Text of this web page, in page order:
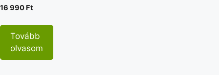
16 990 Ft
Tovább
olvasom